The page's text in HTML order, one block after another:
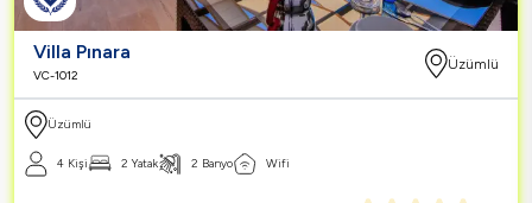
Villa Pınara
VC-1012
Üzümlü
Üzümlü
4 Kişi 2 Yatak 2 Banyo Wifi